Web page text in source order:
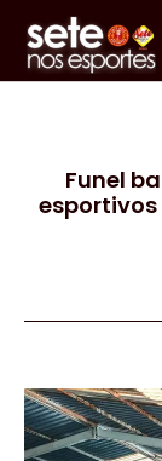
Funel
esportivos